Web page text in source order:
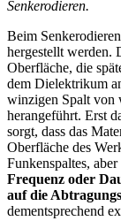
Senkerodieren.
Beim
hergestellt werden.
Oberfläche, die
dem Dielektrikum
winzigen Spalt von
herangeführt. Erst
sorgt, dass das
Oberfläche des
Funkenspaltes,
Frequenz oder
auf die
dementsprechend